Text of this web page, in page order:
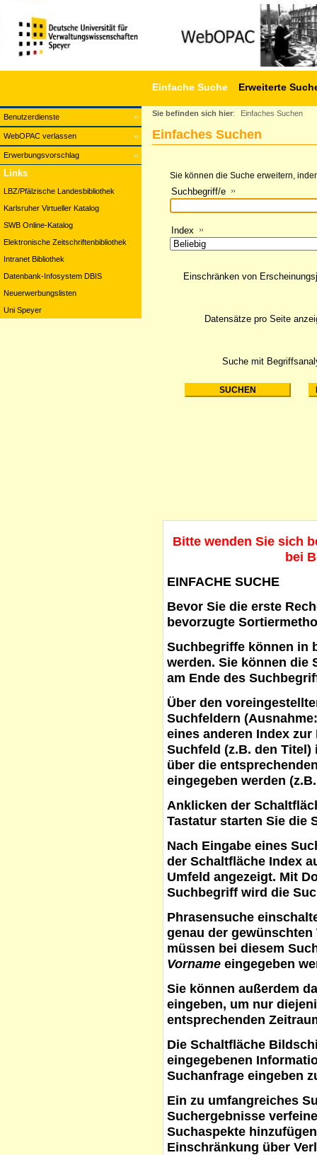
Benutzerdienste
WebOPAC verlassen
Erwerbungsvorschlag
Einfache Suche Erweiterte
Links
LBZ/Pfälzische Landesbibliothek
Karlsruher Virtueller Katalog
SWB Online-Katalog
Elektronische Zeitschriftenbibliothek
Intranet Bibliothek
Datenbank-Infosystem DBIS
Neuerwerbungslisten
Uni Speyer
Sie befinden sich hier: Einfaches Suchen
Einfaches Suchen
Sie können die Suche erweitern,
Suchbegriff/e
Index
Suche mit
Einschränken von
Datensätze pro Seite
Bitte wenden Sie sich
bei
EINFACHE SUCHE
Bevor Sie die erste
bevorzugte
Suchbegriffe können in
werden. Sie können die
am Ende des
Über den
Suchfeldern
eines anderen Index
Suchfeld (z.B. den
über die
eingegeben werden
Anklicken der
Tastatur starten Sie die
Nach Eingabe eines
der Schaltfläche Index
Umfeld angezeigt. Mit
Suchbegriff wird die
Phrasensuche
genau der
müssen bei diesem
Vorname eingegeben
Sie können außerdem
eingeben, um nur
entsprechenden
Die Schaltfläche
eingegebenen
Suchanfrage eingeben
Ein zu umfangreiches
Suchergebnisse
Suchaspekte
Einschränkung über